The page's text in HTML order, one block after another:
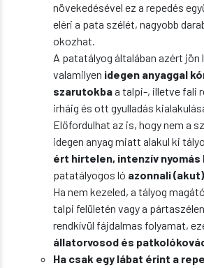
növekedésével ez a repedés
eléri a pata szélét, nagyobb
okozhat.
A patatályog általában azért jön
valamilyen idegen anyaggal
szarutokbaa talpi-, illetve fali
irháig és ott gyulladás
Előfordulhat az is, hogy nem a
idegen anyag miatt alakul ki
ért hirtelen, intenzív nyomás
patatályogos ló azonnali
Ha nem kezeled, a tályog
talpi felületén vagy a
rendkívül fájdalmas folyamat,
állatorvosod és
Ha csak egy lábat érint a